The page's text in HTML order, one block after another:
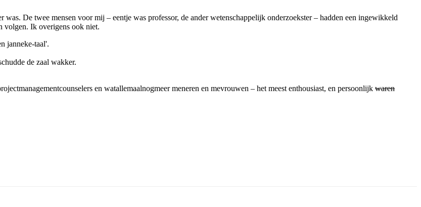
De twee mensen voor mij – eentje was professor, de ander wetenschappelijk onderzoekster – hadden een ingewikkeld
volgen. Ik overigens ook niet.
janneke-taal'.
de zaal wakker.
en watallemaalnogmeer meneren en mevrouwen – het meest enthousiast, en persoonlijk waren